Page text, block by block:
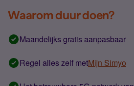
Waarom duur doen?
Maandelijks gratis aanpasbaar
Regel alles zelf metMijn Simyo